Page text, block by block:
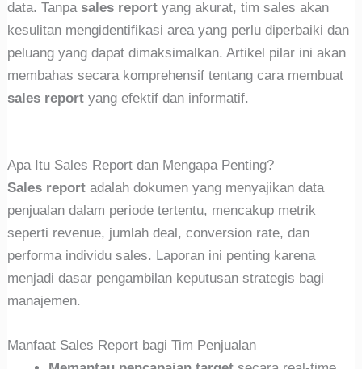
data. Tanpasales report yang akurat, tim sales akan
kesulitan mengidentifikasi area yang perlu diperbaiki dan
peluang yang dapat dimaksimalkan. Artikel pilar ini akan
membahas secara komprehensif tentang cara membuat
sales report yang efektif dan informatif.
Apa Itu Sales Report dan Mengapa Penting?
Sales report adalah dokumen yang menyajikan data
penjualan dalam periode tertentu, mencakup metrik
seperti revenue, jumlah deal, conversion rate, dan
performa individu sales. Laporan ini penting karena
menjadi dasar pengambilan keputusan strategis bagi
manajemen.
Manfaat Sales Report bagi Tim Penjualan